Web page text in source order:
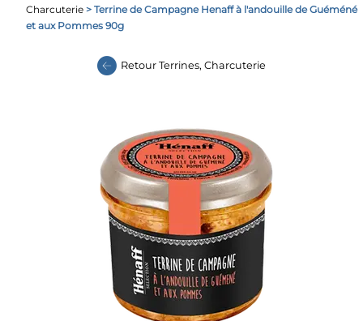
Charcuterie > Terrine de Campagne Henaff à l'andouille de Guéméné
et aux Pommes 90g
Retour Terrines, Charcuterie